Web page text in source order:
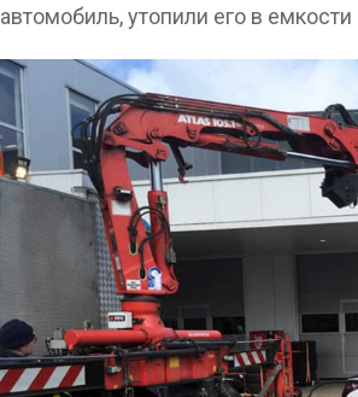
автомобиль, утопили его в